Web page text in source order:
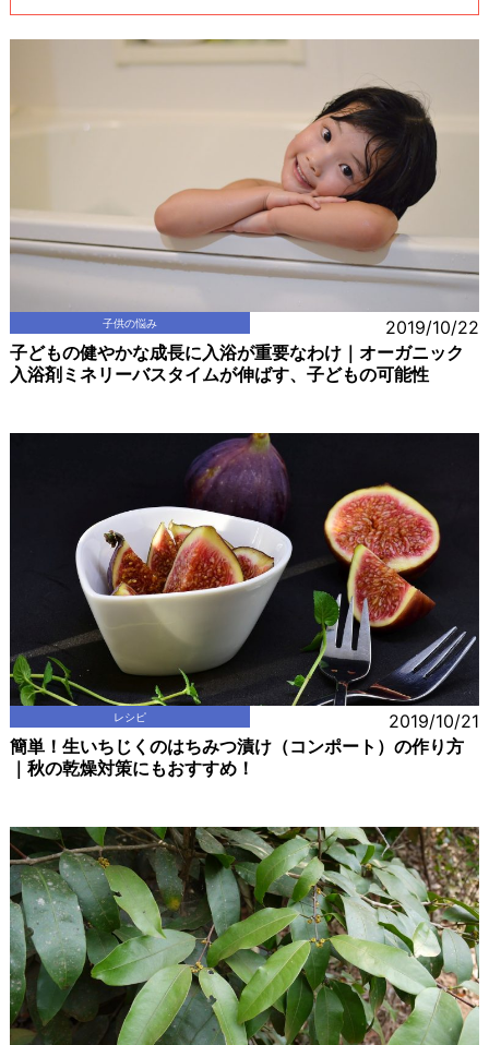
子供の悩み 2019/10/22
子どもの健やかな成長に入浴が重要なわけ｜オーガニック
入浴剤ミネリーバスタイムが伸ばす、子どもの可能性
レシピ 2019/10/21
簡単！生いちじくのはちみつ漬け（コンポート）の作り方
｜秋の乾燥対策にもおすすめ！